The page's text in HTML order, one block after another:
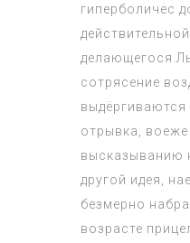
гиперболичес
сотрясение
отрывка,
высказыванию
другой идея,
безмерно
возрасте